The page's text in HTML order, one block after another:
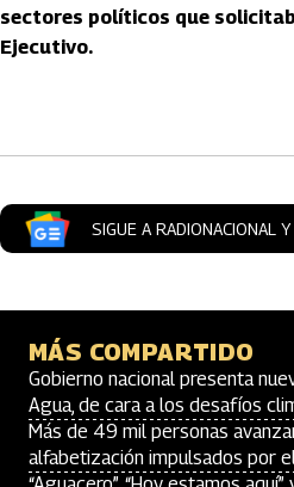
sectores políticos que
Ejecutivo.
SIGUE A RADIONACIONAL
MÁS COMPARTIDO
Gobierno nacional presenta
Agua, de cara a los desafíos
Más de 49 mil personas
alfabetización impulsados por